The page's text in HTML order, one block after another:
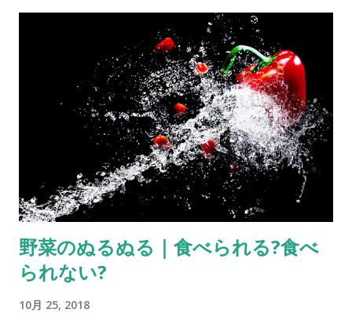
あずける 野菜ジュースは液体 ※ 量的制限の対象となる液体物
のリスト も一度見ておくといいですね。 旅中に飲みたいと思う
と ついつい機内への手荷物に入れてしまう 野菜ジュース。 普
段の生活ならそれでいいですが、飛行機に乗るとなると 話は別
。 液体は１００ｍｌ（ｇ）までが機内持ち込みＯＫ です。 １
００ｍｌといえば赤ちゃんや幼児用の小さい野菜ジュースパッ
クたった１つ分。 そうなるとコンタクトレンズの保存剤や、歯
みがき粉、化粧水なども一緒に持ち込みたいならそれだけで容
量オーバーしてしまいます。 しかも１００ｍｌでは 大人が２く
ち飲んだらおしまい です。 機内持ち込み液体用のジッパー突き
の透明プラスチック袋には１００ｍｌ（ｇ）以下の液体の容器
を全部で１Ｌ以内でおさまるように入れます。 ちょっと面倒で
に入れて 空港を出発する前にカウンターで航空会社にあずけた
野菜のぬるぬる｜食べられる?食べ
られない?
10月 25, 2018